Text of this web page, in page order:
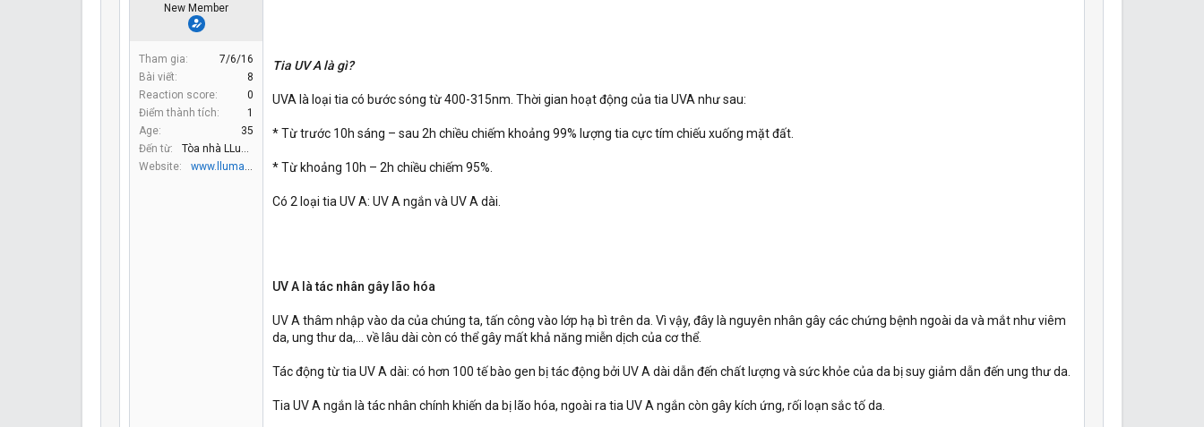
New Member
Tham gia
7/6/16
Bài viết
8
Reaction score
0
Điểm thành tích
1
Age
35
Đến từ
Tòa nhà LLumar
Website
www.llumar.com.vn
Tia UV A là gì?
UVA là loại tia có bước sóng từ 400-315nm. Thời gian hoạt động của tia UVA như sau:
* Từ trước 10h sáng – sau 2h chiều chiếm khoảng 99% lượng tia cực tím chiếu xuống mặt đất.
* Từ khoảng 10h – 2h chiều chiếm 95%.
Có 2 loại tia UV A: UV A ngắn và UV A dài.
UV A là tác nhân gây lão hóa
UV A thâm nhập vào da của chúng ta, tấn công vào lớp hạ bì trên da. Vì vậy, đây là nguyên nhân gây các chứng bệnh ngoài da và mắt như viêm
da, ung thư da,… về lâu dài còn có thể gây mất khả năng miễn dịch của cơ thể.
Tác động từ tia UV A dài: có hơn 100 tế bào gen bị tác động bởi UV A dài dẫn đến chất lượng và sức khỏe của da bị suy giảm dẫn đến ung thư da.
Tia UV A ngắn là tác nhân chính khiến da bị lão hóa, ngoài ra tia UV A ngắn còn gây kích ứng, rối loạn sắc tố da.